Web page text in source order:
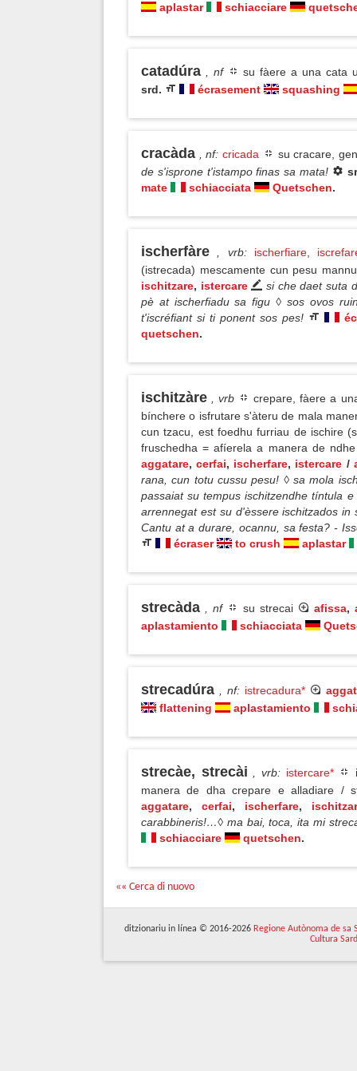
aplastar
schiacciare
catadúra , nf
su fàere a una cata
srd.
écrasement squashing
cracàda , nf: cricada
su cracare,
de s'isprone t'istampo finas sa mata!
mate
schiacciata Quetschen.
ischerfàre , vrb: ischerfiare,
(istrecada) mescamente cun pesu
ischitzare, istercare
si che daet suta
pè at ischerfiadu sa figu ◊ sos ovos
t'iscréfiant si ti ponent sos pes!
quetschen.
ischitzàre , vrb
crepare, fàere a
bínchere o isfrutare s'àteru de mala
cun tzacu, est foedhu furriau de ischire
fruschedha = afíerela a manera de
aggatare,cerfai, ischerfare, istercare /
rana, cun totu cussu pesu! ◊ sa mola
passaiat su tempus ischitzendhe tíntula
arrennegat est su d'èssere ischitzados
Cantu at a durare, ocannu, sa festa? -
écraser
to crush aplastar
strecàda , nf su strecai afissa,
aplastamiento
schiacciata
strecadúra , nf: istrecadura*
flattening
aplastamiento
strecàe, strecài , vrb: istercare*
manera de dha crepare e alladiare /
aggatare, cerfai, ischerfare,
carabbineris!…◊ ma bai, toca, ita mi
schiacciare
quetschen.
«« Cerca di nuovo
ditzionariu in línea © 2016-2026 Regione Autònoma de sa
Cultura